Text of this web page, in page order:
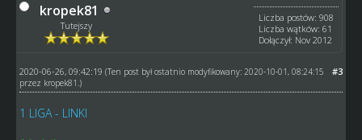
kropek81
Tutejszy
Liczba postów: 908
Liczba wątków: 61
Dołączył: Nov 2012
#3
2020-06-26, 09:42:19 (Ten post był ostatnio modyfikowany: 2020-10-01, 08:24:15
przez kropek81 .)
1 LIGA - LINKI